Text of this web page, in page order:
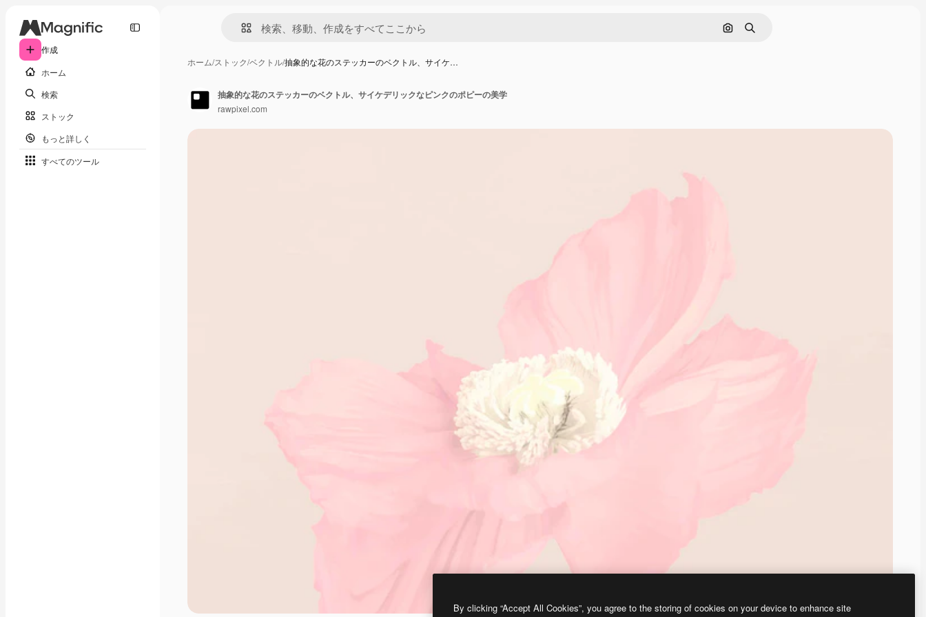
作成
ホーム
検索
ストック
もっと詳しく
すべてのツール
画像で検索
検索
ホーム/ストック/ベクトル/抽象的な花のステッカーのベクトル、サイケ…
抽象的な花のステッカーのベクトル、サイケデリックなピンクのポピーの美学
rawpixel.com
By clicking “Accept All Cookies”, you agree to the storing of cookies on your device to enhance site